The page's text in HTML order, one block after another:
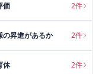
価 2件
の昇進があるか 2件
休 2件